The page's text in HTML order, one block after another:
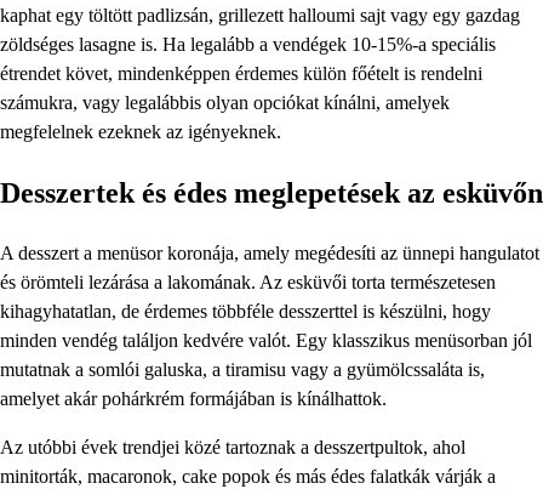
kaphat egy töltött padlizsán, grillezett halloumi sajt vagy egy gazdag
zöldséges lasagne is. Ha legalább a vendégek 10-15%-a speciális
étrendet követ, mindenképpen érdemes külön főételt is rendelni
számukra, vagy legalábbis olyan opciókat kínálni, amelyek
megfelelnek ezeknek az igényeknek.
Desszertek és édes meglepetések az esküvőn
A desszert a menüsor koronája, amely megédesíti az ünnepi hangulatot
és örömteli lezárása a lakomának. Az esküvői torta természetesen
kihagyhatatlan, de érdemes többféle desszerttel is készülni, hogy
minden vendég találjon kedvére valót. Egy klasszikus menüsorban jól
mutatnak a somlói galuska, a tiramisu vagy a gyümölcssaláta is,
amelyet akár pohárkrém formájában is kínálhattok.
Az utóbbi évek trendjei közé tartoznak a desszertpultok, ahol
minitorták, macaronok, cake popok és más édes falatkák várják a